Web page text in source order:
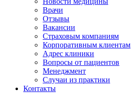
Врачи
Отзывы
Вакансии
Страховым компаниям
Корпоративным клиентам
Адрес клиники
Вопросы от пациентов
Менеджмент
Случаи из практики
Контакты